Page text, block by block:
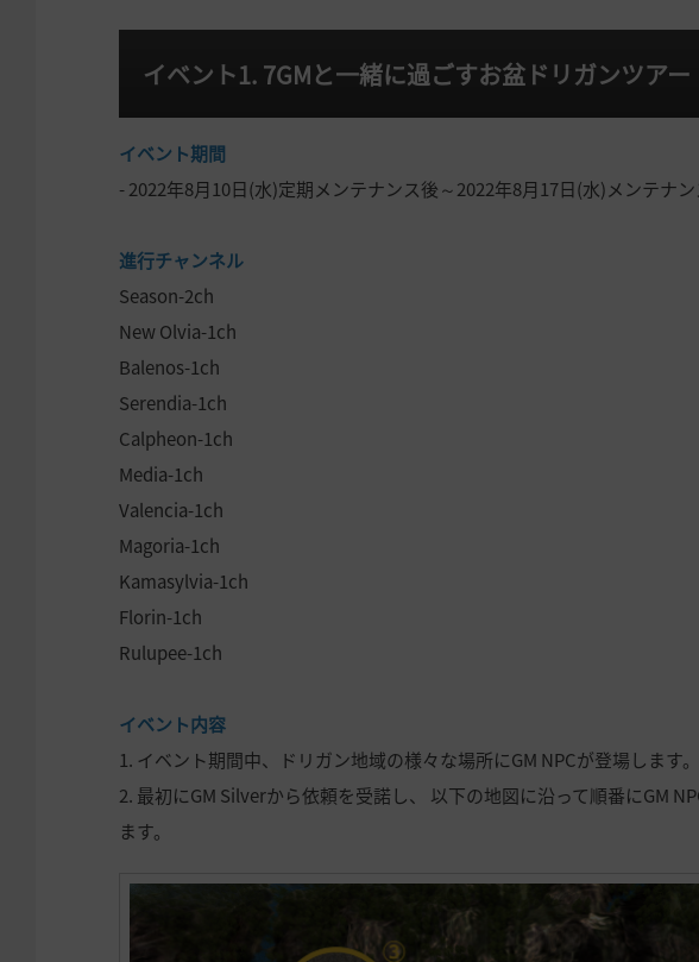
イベント1. 7GMと一緒に過ごすお盆ドリガンツアー
イベント期間
- 2022年8月10日(水)定期メンテナンス後～2022年8月17日(水)メンテナ
進行チャンネル
Season-2ch
New Olvia-1ch
Balenos-1ch
Serendia-1ch
Calpheon-1ch
Media-1ch
Valencia-1ch
Magoria-1ch
Kamasylvia-1ch
Florin-1ch
Rulupee-1ch
イベント内容
1. イベント期間中、ドリガン地域の様々な場所にGM NPCが登場します。
2. 最初にGM Silverから依頼を受諾し、 以下の地図に沿って順番にGM
ます。